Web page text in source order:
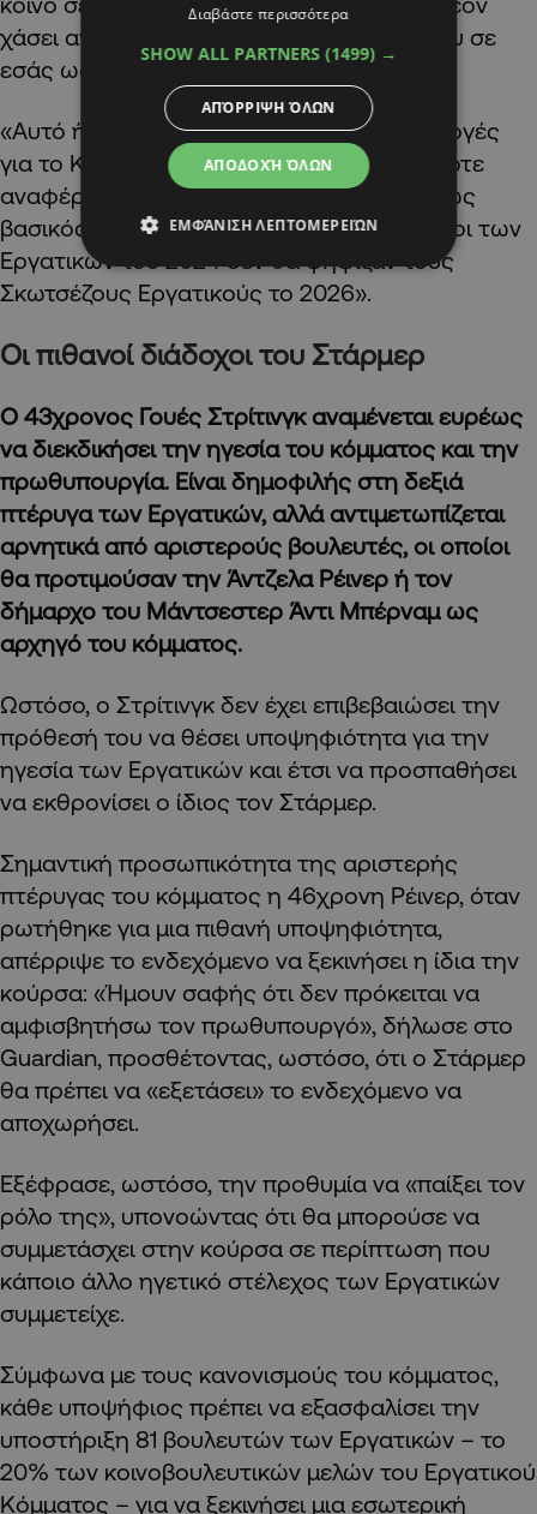
χάσει ανεπανόρθωτα την εμπιστοσύνη του σε
εσάς ως πρωθυπουργό» επεσήμανε.
«Αυτό ήταν εμφανές στις πρόσφατες εκλογές
για το Κοινοβούλιο της Σκωτίας, όπου όποτε
αναφέρθηκε το όνομά σας, προβλήθηκε ως
βασικός λόγος για τον οποίο οι ψηφοφόροι των
Εργατικών του 2024 δεν θα ψήφιζαν τους
Σκωτσέζους Εργατικούς το 2026».
Οι πιθανοί διάδοχοι του Στάρμερ
Ο 43χρονος Γουές Στρίτινγκ αναμένεται ευρέως
να διεκδικήσει την ηγεσία του κόμματος και την
πρωθυπουργία. Είναι δημοφιλής στη δεξιά
πτέρυγα των Εργατικών, αλλά αντιμετωπίζεται
αρνητικά από αριστερούς βουλευτές, οι οποίοι
θα προτιμούσαν την Άντζελα Ρέινερ ή τον
δήμαρχο του Μάντσεστερ Άντι Μπέρναμ ως
αρχηγό του κόμματος.
Ωστόσο, ο Στρίτινγκ δεν έχει επιβεβαιώσει την
πρόθεσή του να θέσει υποψηφιότητα για την
ηγεσία των Εργατικών και έτσι να προσπαθήσει
να εκθρονίσει ο ίδιος τον Στάρμερ.
Σημαντική προσωπικότητα της αριστερής
πτέρυγας του κόμματος η 46χρονη Ρέινερ, όταν
ρωτήθηκε για μια πιθανή υποψηφιότητα,
απέρριψε το ενδεχόμενο να ξεκινήσει η ίδια την
κούρσα: «Ήμουν σαφής ότι δεν πρόκειται να
αμφισβητήσω τον πρωθυπουργό», δήλωσε στο
Guardian, προσθέτοντας, ωστόσο, ότι ο Στάρμερ
θα πρέπει να «εξετάσει» το ενδεχόμενο να
αποχωρήσει.
Εξέφρασε, ωστόσο, την προθυμία να «παίξει τον
ρόλο της», υπονοώντας ότι θα μπορούσε να
συμμετάσχει στην κούρσα σε περίπτωση που
κάποιο άλλο ηγετικό στέλεχος των Εργατικών
συμμετείχε.
Σύμφωνα με τους κανονισμούς του κόμματος,
κάθε υποψήφιος πρέπει να εξασφαλίσει την
υποστήριξη 81 βουλευτών των Εργατικών – το
20% των κοινοβουλευτικών μελών του Εργατικού
Κόμματος – για να ξεκινήσει μια εσωτερική
Διαβάστε περισσότερα
SHOW ALL PARTNERS (1499) →
ΑΠΟΔΟΧΉ ΌΛΩΝ
ΑΠΌΡΡΙΨΗ ΌΛΩΝ
ΕΜΦΆΝΙΣΗ ΛΕΠΤΟΜΕΡΕΙΏΝ